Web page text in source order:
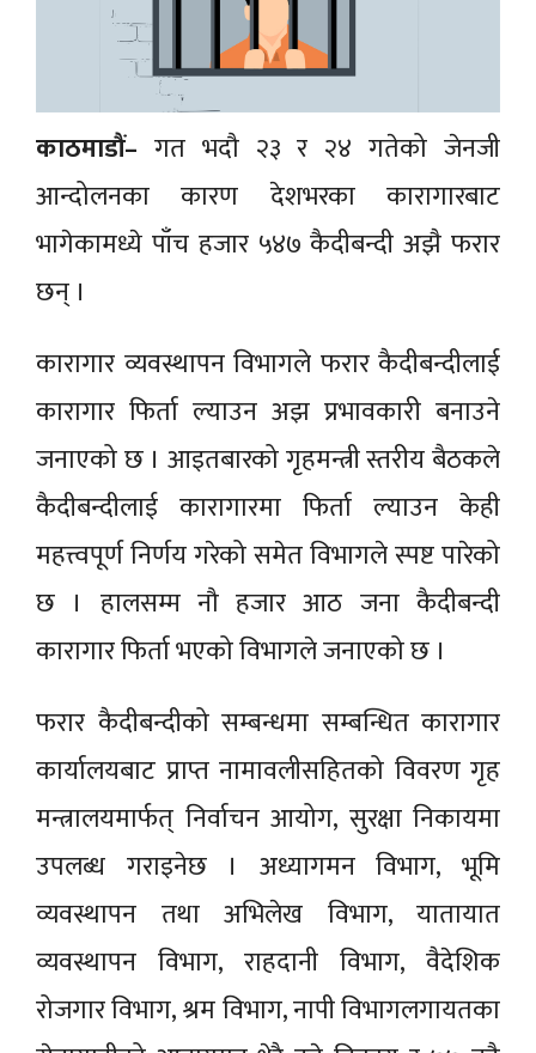
काठमाडौं– गत भदौ २३ र २४ गतेको जेनजी
आन्दोलनका कारण देशभरका कारागारबाट
भागेकामध्ये पाँच हजार ५४७ कैदीबन्दी अझै फरार
छन् ।
कारागार व्यवस्थापन विभागले फरार कैदीबन्दीलाई
कारागार फिर्ता ल्याउन अझ प्रभावकारी बनाउने
जनाएको छ । आइतबारको गृहमन्त्री स्तरीय बैठकले
कैदीबन्दीलाई कारागारमा फिर्ता ल्याउन केही
महत्त्वपूर्ण निर्णय गरेको समेत विभागले स्पष्ट पारेको
छ । हालसम्म नौ हजार आठ जना कैदीबन्दी
कारागार फिर्ता भएको विभागले जनाएको छ ।
फरार कैदीबन्दीको सम्बन्धमा सम्बन्धित कारागार
कार्यालयबाट प्राप्त नामावलीसहितको विवरण गृह
मन्त्रालयमार्फत् निर्वाचन आयोग, सुरक्षा निकायमा
उपलब्ध गराइनेछ । अध्यागमन विभाग, भूमि
व्यवस्थापन तथा अभिलेख विभाग, यातायात
व्यवस्थापन विभाग, राहदानी विभाग, वैदेशिक
रोजगार विभाग, श्रम विभाग, नापी विभागलगायतका